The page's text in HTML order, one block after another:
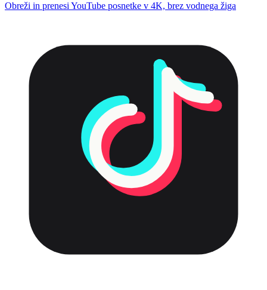
Obreži in prenesi YouTube posnetke v 4K, brez vodnega žiga